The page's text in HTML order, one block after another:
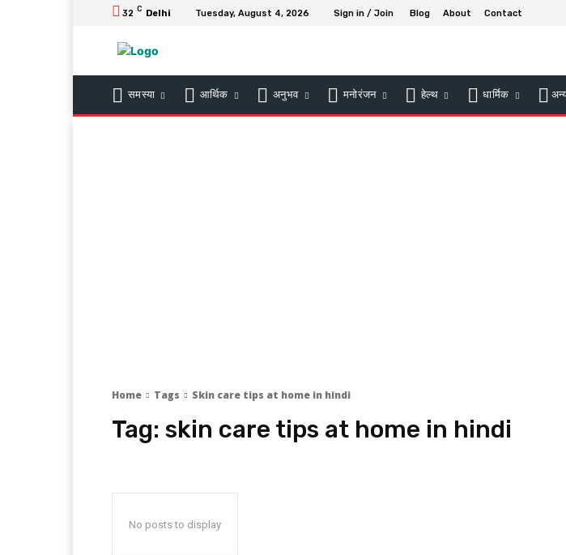
32 C Delhi Tuesday, August 4, 2026 Sign in / Join Blog About Contact
समस्या आर्थिक अनुभव मनोरंजन हेल्थ धार्मिक
Home Tags Skin care tips at home in hindi
Tag: skin care tips at home in hindi
No posts to display